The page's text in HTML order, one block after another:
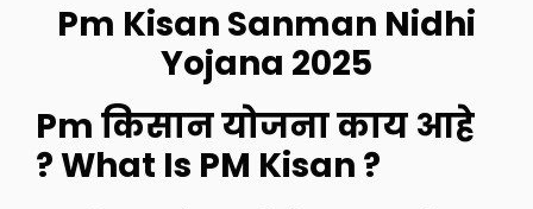
Pm Kisan Sanman Nidhi
Yojana 2025
Pm किसान योजना काय आहे
? What Is PM Kisan ?